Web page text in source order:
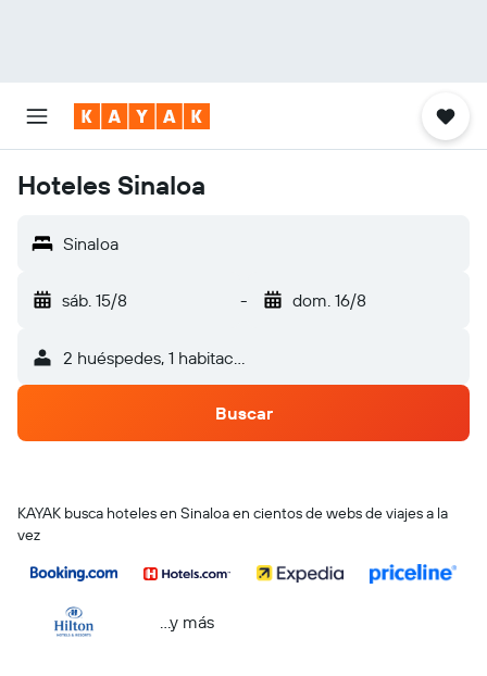
Hoteles Sinaloa
Sinaloa
sáb. 15/8 - dom. 16/8
2 huéspedes, 1 habitación
Buscar
KAYAK busca hoteles en Sinaloa en cientos de webs de viajes a la
vez
...y más